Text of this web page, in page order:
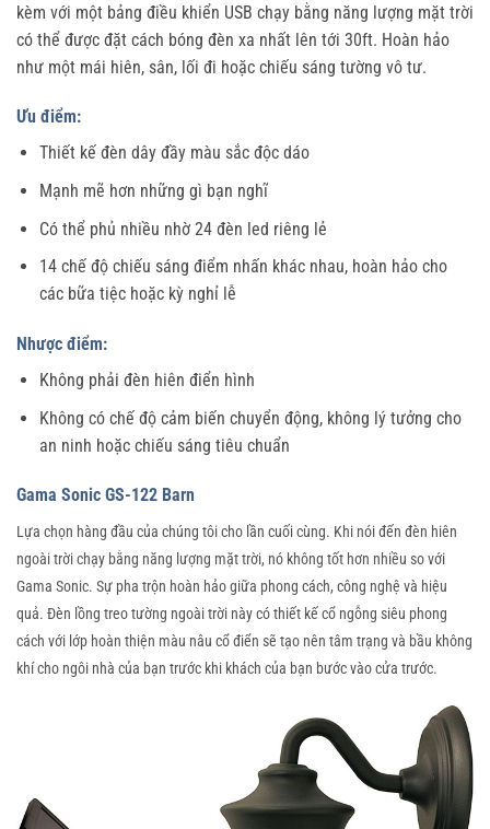
kèm với một bảng điều khiển USB chạy bằng năng lượng mặt trời
có thể được đặt cách bóng đèn xa nhất lên tới 30ft. Hoàn hảo
như một mái hiên, sân, lối đi hoặc chiếu sáng tường vô tư.
Ưu điểm:
Thiết kế đèn dây đầy màu sắc độc dáo
Mạnh mẽ hơn những gì bạn nghĩ
Có thể phủ nhiều nhờ 24 đèn led riêng lẻ
14 chế độ chiếu sáng điểm nhấn khác nhau, hoàn hảo cho
các bữa tiệc hoặc kỳ nghỉ lễ
Nhược điểm:
Không phải đèn hiên điển hình
Không có chế độ cảm biến chuyển động, không lý tưởng cho
an ninh hoặc chiếu sáng tiêu chuẩn
Gama Sonic GS-122 Barn
Lựa chọn hàng đầu của chúng tôi cho lần cuối cùng. Khi nói đến đèn hiên
ngoài trời chạy bằng năng lượng mặt trời, nó không tốt hơn nhiều so với
Gama Sonic. Sự pha trộn hoàn hảo giữa phong cách, công nghệ và hiệu
quả. Đèn lồng treo tường ngoài trời này có thiết kế cổ ngỗng siêu phong
cách với lớp hoàn thiện màu nâu cổ điển sẽ tạo nên tâm trạng và bầu không
khí cho ngôi nhà của bạn trước khi khách của bạn bước vào cửa trước.